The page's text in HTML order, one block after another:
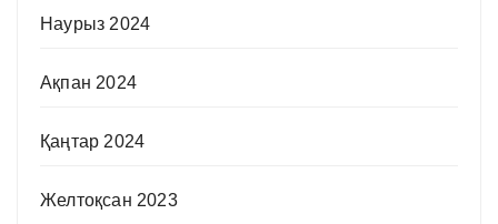
Наурыз 2024
Ақпан 2024
Қаңтар 2024
Желтоқсан 2023